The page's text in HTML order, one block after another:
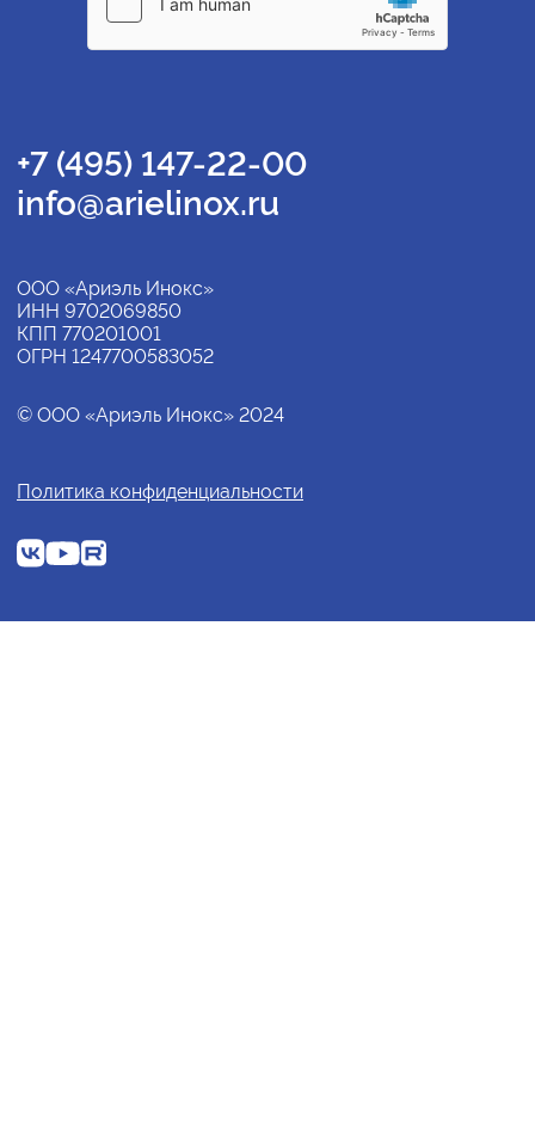
+7 (495) 147-22-00
info@arielinox.ru
ООО «Ариэль Инокс»
ИНН 9702069850
КПП 770201001
ОГРН 1247700583052
© ООО «Ариэль Инокс» 2024
Политика конфиденциальности